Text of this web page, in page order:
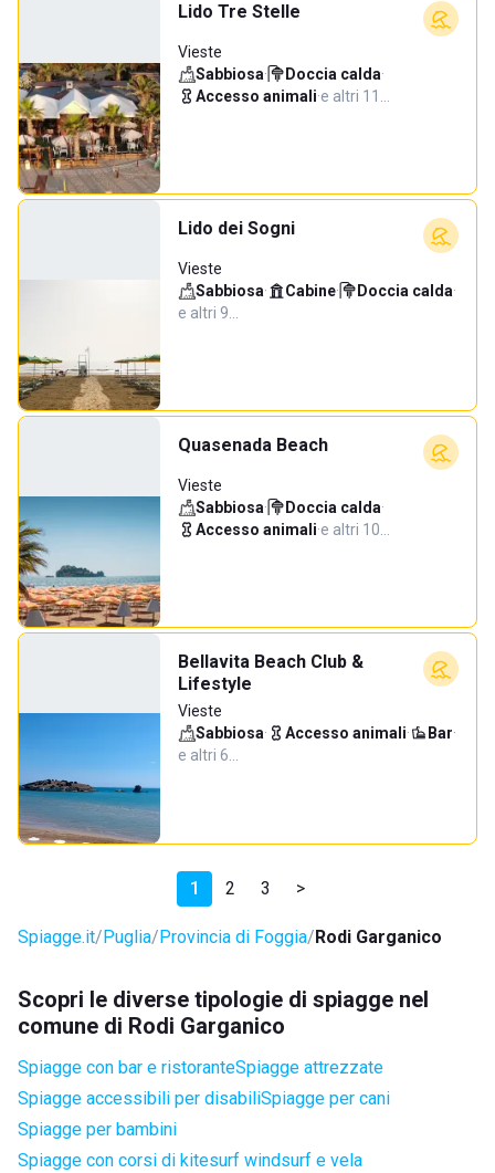
Lido Tre Stelle
Vieste
Sabbiosa· Doccia calda·
Accesso animali·e altri 11…
Lido dei Sogni
Vieste
Sabbiosa· Cabine· Doccia calda·
e altri 9…
Quasenada Beach
Vieste
Sabbiosa· Doccia calda·
Accesso animali·e altri 10…
Bellavita Beach Club &
Lifestyle
Vieste
Sabbiosa· Accesso animali· Bar·
e altri 6…
1 2 3 >
Spiagge.it Puglia Provincia di Foggia Rodi Garganico
Scopri le diverse tipologie di spiagge nel
comune di Rodi Garganico
Spiagge con bar e ristoranteSpiagge attrezzate
Spiagge accessibili per disabiliSpiagge per cani
Spiagge per bambini
Spiagge con corsi di kitesurf windsurf e vela